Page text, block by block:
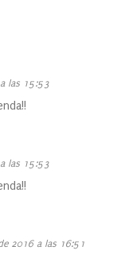
las 15:53
las 15:53
2016 a las 16:51